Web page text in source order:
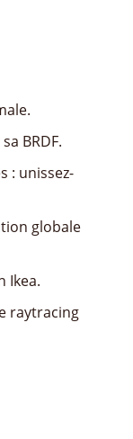
BRDF.
: unissez-
globale
Ikea.
raytracing